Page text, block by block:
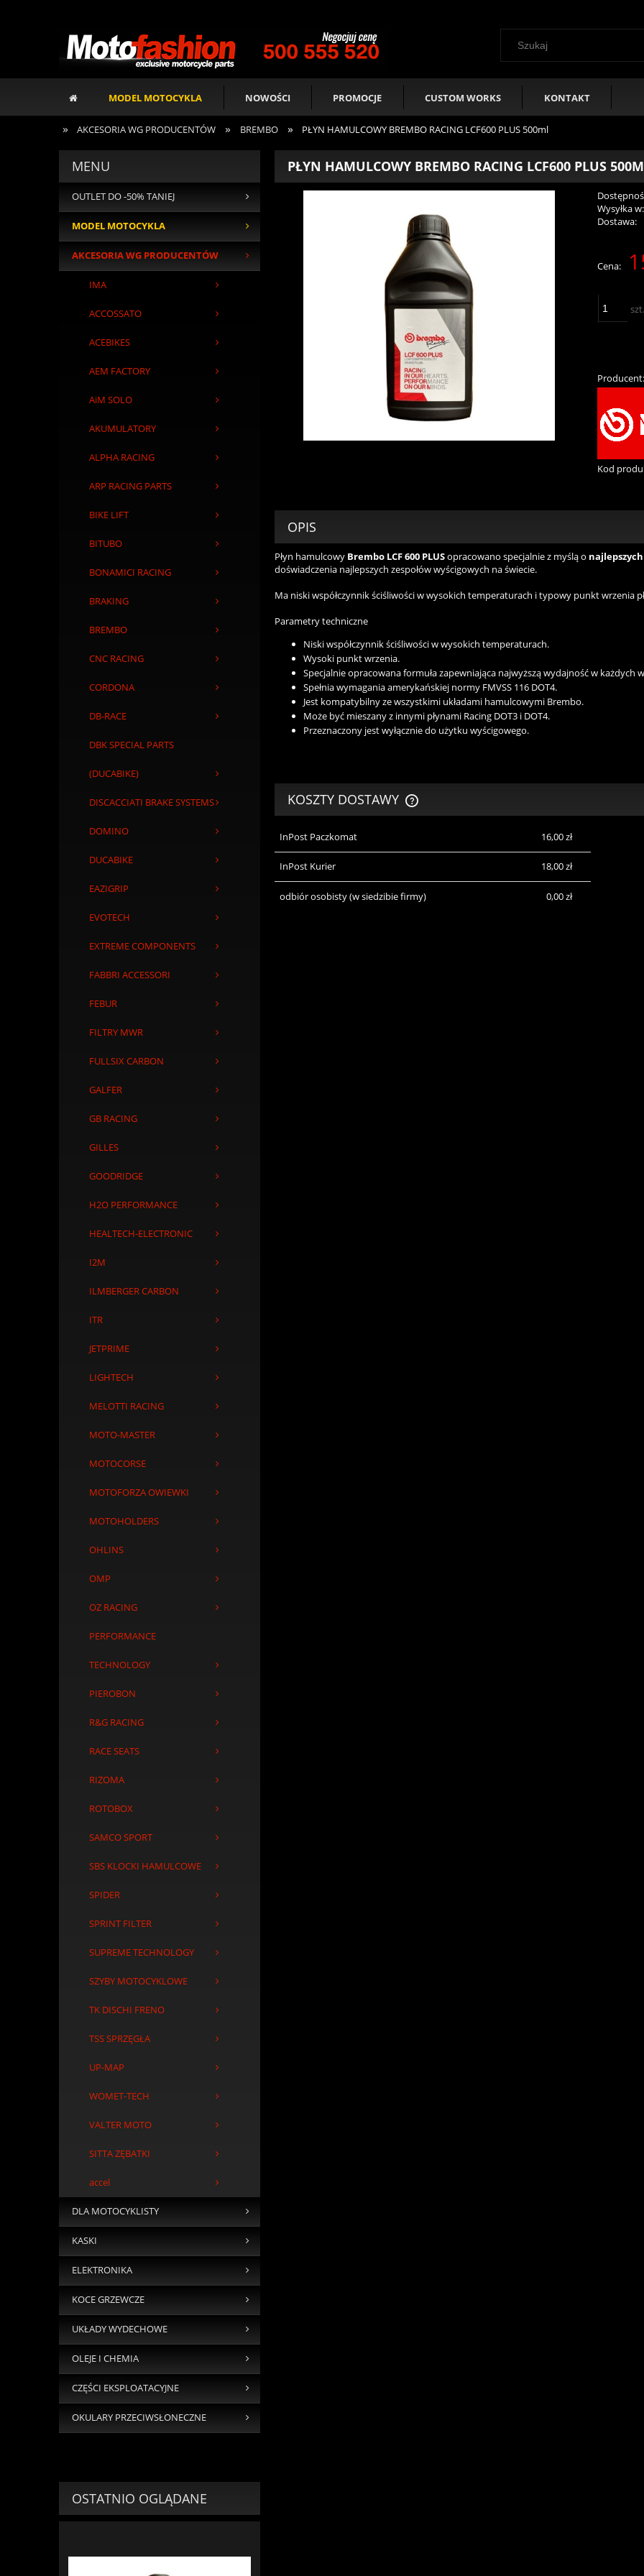
MODEL MOTOCYKLA NOWOŚCI PROMOCJE CUSTOM WORKS KONTAKT
» AKCESORIA WG PRODUCENTÓW » BREMBO » PŁYN HAMULCOWY BREMBO RACING LCF600 PLUS 500ml
MENU
OUTLET DO -50% TANIEJ
MODEL MOTOCYKLA
AKCESORIA WG PRODUCENTÓW
IMA
ACCOSSATO
ACEBIKES
AEM FACTORY
AiM SOLO
AKUMULATORY
ALPHA RACING
ARP RACING PARTS
BIKE LIFT
BITUBO
BONAMICI RACING
BRAKING
BREMBO
CNC RACING
CORDONA
DB-RACE
DBK SPECIAL PARTS
(DUCABIKE)
DISCACCIATI BRAKE SYSTEMS
DOMINO
DUCABIKE
EAZIGRIP
EVOTECH
EXTREME COMPONENTS
FABBRI ACCESSORI
FEBUR
FILTRY MWR
FULLSIX CARBON
GALFER
GB RACING
GILLES
GOODRIDGE
H2O PERFORMANCE
HEALTECH-ELECTRONIC
I2M
ILMBERGER CARBON
ITR
JETPRIME
LIGHTECH
MELOTTI RACING
MOTO-MASTER
MOTOCORSE
MOTOFORZA OWIEWKI
MOTOHOLDERS
OHLINS
OMP
OZ RACING
PERFORMANCE
TECHNOLOGY
PIEROBON
R&G RACING
RACE SEATS
RIZOMA
ROTOBOX
SAMCO SPORT
SBS KLOCKI HAMULCOWE
SPIDER
SPRINT FILTER
SUPREME TECHNOLOGY
SZYBY MOTOCYKLOWE
TK DISCHI FRENO
TSS SPRZĘGŁA
UP-MAP
WOMET-TECH
VALTER MOTO
SITTA ZĘBATKI
accel
DLA MOTOCYKLISTY
KASKI
ELEKTRONIKA
KOCE GRZEWCZE
UKŁADY WYDECHOWE
OLEJE I CHEMIA
CZĘŚCI EKSPLOATACYJNE
OKULARY PRZECIWSŁONECZNE
OSTATNIO OGLĄDANE
PŁYN HAMULCOWY BREMBO RACING LCF600 PLUS
Wysyłka w:
Dostawa:
Cena:
szt.
Producent:
Kod
OPIS
Płyn hamulcowy Brembo LCF 600 PLUSopracowano specjalnie z myślą o
doświadczenia najlepszych zespołów wyścigowych na świecie.
Ma niski współczynnik ściśliwości w wysokich temperaturach i typowy punkt wrzenia
Parametry techniczne
Niski współczynnik ściśliwości w wysokich temperaturach.
Wysoki punkt wrzenia.
Specjalnie opracowana formuła zapewniająca najwyższą wydajność w każdych
Spełnia wymagania amerykańskiej normy FMVSS 116 DOT4.
Jest kompatybilny ze wszystkimi układami hamulcowymi Brembo.
Może być mieszany z innymi płynami Racing DOT3 i DOT4.
Przeznaczony jest wyłącznie do użytku wyścigowego.
KOSZTY DOSTAWY
CENA NIE ZAWIERA EWENTUALNYCH
KOSZTÓW PŁATNOŚCI
InPost Paczkomat 16,00 zł
InPost Kurier 18,00 zł
odbiór osobisty(w siedzibie firmy) 0,00 zł